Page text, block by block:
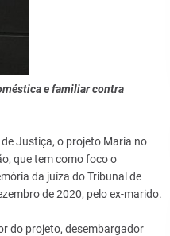
e familiar contra
Justiça, o projeto Maria no
que tem como foco o
da juíza do Tribunal de
de 2020, pelo ex-marido.
do projeto, desembargador